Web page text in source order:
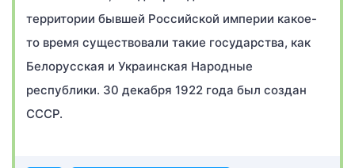
территории бывшей Российской империи какое-
то время существовали такие государства, как
Белорусская и Украинская Народные
республики. 30 декабря 1922 года был создан
СССР.